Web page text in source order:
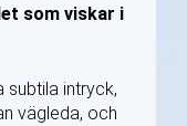
som viskar i
subtila intryck,
vägleda, och